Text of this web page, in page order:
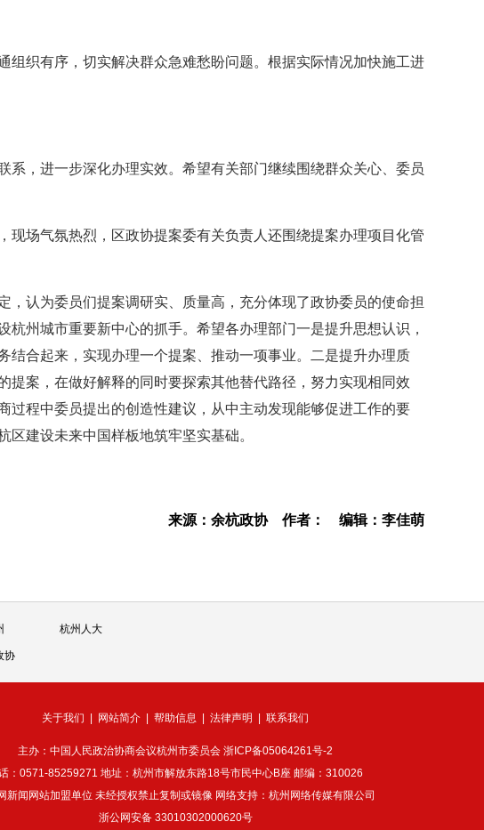
组织有序，切实解决群众急难愁盼问题。根据实际情况加快施工进
系，进一步深化办理实效。希望有关部门继续围绕群众关心、委员
现场气氛热烈，区政协提案委有关负责人还围绕提案办理项目化管
，认为委员们提案调研实、质量高，充分体现了政协委员的使命担
州城市重要新中心的抓手。希望各办理部门一是提升思想认识，
结合起来，实现办理一个提案、推动一项事业。二是提升办理质
案，在做好解释的同时要探索其他替代路径，努力实现相同效
过程中委员提出的创造性建议，从中主动发现能够促进工作的要
建设未来中国样板地筑牢坚实基础。
来源：余杭政协 作者： 编辑：李佳萌
杭州人大
协
关于我们 网站简介 帮助信息 法律声明 联系我们
主办：中国人民政治协商会议杭州市委员会 浙ICP备05064261号-2
：0571-85259271 地址：杭州市解放东路18号市民中心B座 邮编：310026
新闻网站加盟单位 未经授权禁止复制或镜像 网络支持：杭州网络传媒有限公司
浙公网安备 33010302000620号